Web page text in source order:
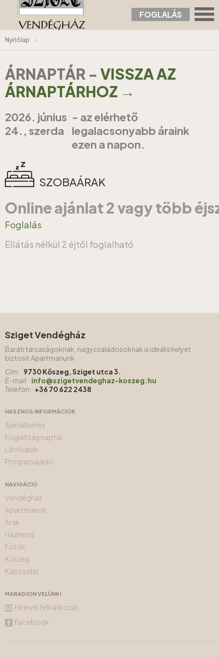
FOGLALÁS
Nyitólap ›
ÁRNAPTÁR - VISSZA AZ
ÁRNAPTÁRHOZ →
2026. június
24., szerda
- az elérhető
legalacsonyabb áraink
ezen a napon.
SZOBAÁRAK
Online ajánlat 2 vagy több
Foglalás
Ellátás nélkül 2 éjtől foglalható
Sziget Vendégház
Baráti társaságoknak, nagycsaládosoknak is ideális helyet
biztosít Apartmanunk
Cím: 9730 Kőszeg, Sziget utca 3.
E-mail: info@szigetvendeghaz-koszeg.hu
Telefon: +36 70 622 2438
HASZNOS INFORMÁCIÓK
Ajánlatkérés
Foglaltság naptár
Látnivalók
Programajánló
NAVIGÁCIÓ
Vendégház
Apartmanok
Árak
Házirend
Fotók
Kőszeg
Kapcsolat
MARADJON VELÜNK!
Hírlevél feliratkozás
Facebook